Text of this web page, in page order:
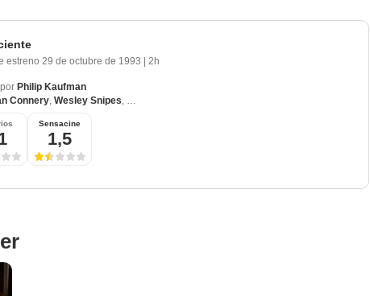
estreno 29 de octubre de 1993
2h
Philip Kaufman
Connery, Wesley Snipes, Harvey Keitel
Sensacine
1,5